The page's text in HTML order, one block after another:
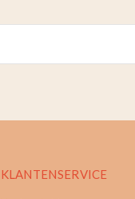
KLANTENSERVICE